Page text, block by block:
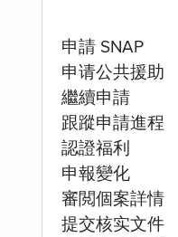
申請 SNAP
申请公共援助
繼續申請
跟蹤申請進程
認證福利
申報變化
審閲個案詳情
提交核实文件